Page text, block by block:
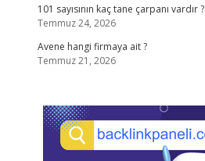
101 sayısının kaç tane çarpanı vardır ?
Temmuz 24, 2026
Avene hangi firmaya ait ?
Temmuz 21, 2026